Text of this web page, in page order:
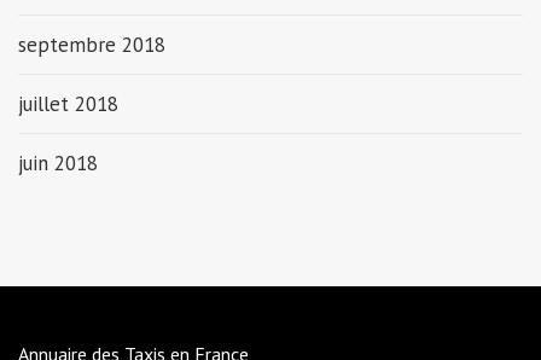
septembre 2018
juillet 2018
juin 2018
Annuaire des Taxis en France